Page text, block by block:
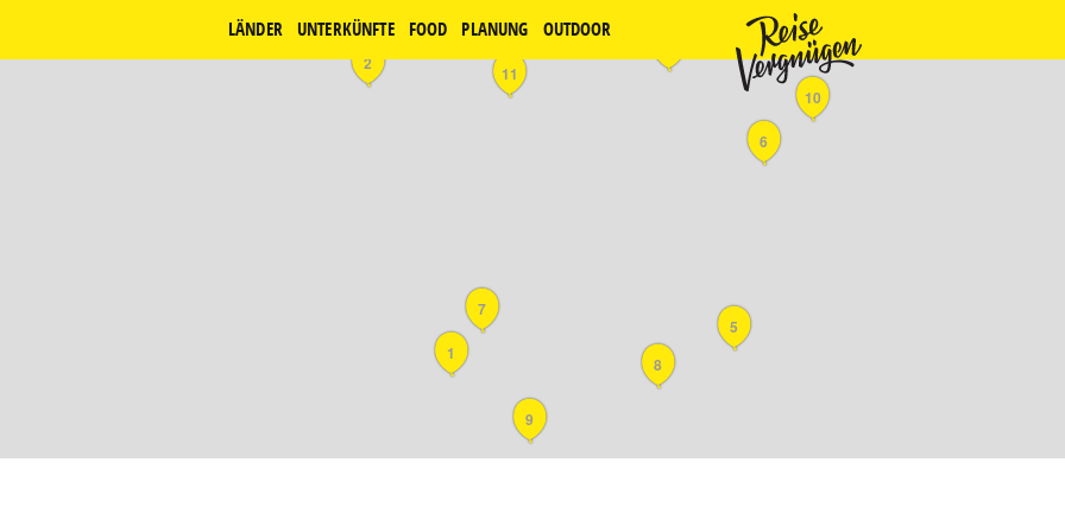
LÄNDER UNTERKÜNFTE FOOD PLANUNG OUTDOOR
1
2
5
6
7
8
9
10
11